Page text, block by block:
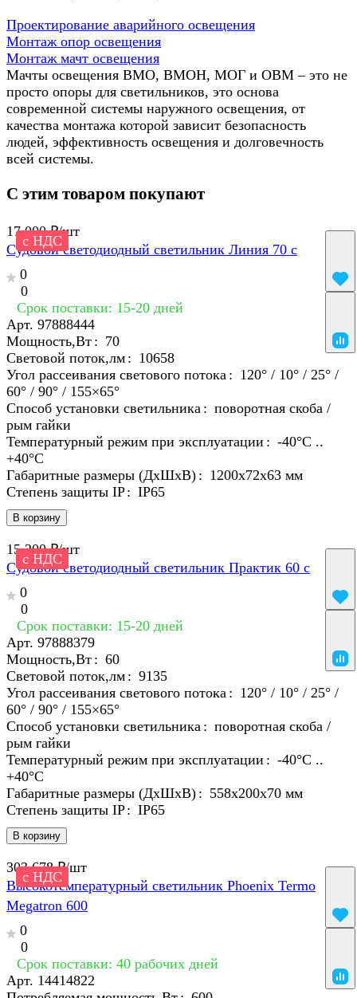
Проектирование аварийного освещения
Монтаж опор освещения
Монтаж мачт освещения
Мачты освещения ВМО, ВМОН, МОГ и ОВМ – это не
просто опоры для светильников, это основа
современной системы наружного освещения, от
качества монтажа которой зависит безопасность
людей, эффективность освещения и долговечность
всей системы.
С этим товаром покупают
с НДС
17 000 ₽/шт
Судовой светодиодный светильник Линия 70 с
0
0
Срок поставки: 15-20 дней
Арт. 97888444
В корзину
Мощность,Вт : 70
Световой поток,лм : 10658
Угол рассеивания светового потока : 120° / 10° / 25° /
60° / 90° / 155×65°
Способ установки светильника : поворотная скоба /
рым гайки
Температурный режим при эксплуатации : -40°С ..
+40°C
Габаритные размеры (ДхШхВ) : 1200х72х63 мм
Степень защиты IP : IP65
с НДС
15 200 ₽/шт
Судовой светодиодный светильник Практик 60 с
0
0
Срок поставки: 15-20 дней
Арт. 97888379
В корзину
Мощность,Вт : 60
Световой поток,лм : 9135
Угол рассеивания светового потока : 120° / 10° / 25° /
60° / 90° / 155×65°
Способ установки светильника : поворотная скоба /
рым гайки
Температурный режим при эксплуатации : -40°С ..
+40°C
Габаритные размеры (ДхШхВ) : 558х200х70 мм
Степень защиты IP : IP65
с НДС
303 678 ₽/шт
Высокотемпературный светильник Phoenix Termo
Megatron 600
0
0
Срок поставки: 40 рабочих дней
Арт. 14414822